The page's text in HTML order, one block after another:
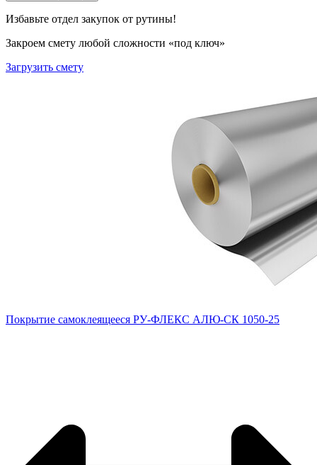
Избавьте отдел закупок от рутины!
Закроем смету любой сложности «под ключ»
Загрузить смету
Покрытие самоклеящееся РУ-ФЛЕКС АЛЮ-СК 1050-25